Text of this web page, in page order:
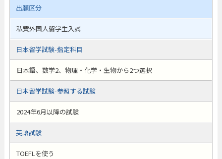
出願区分
私費外国人留学生入試
日本留学試験-指定科目
日本語、数学2、物理・化学・生物から2つ選択
日本留学試験-参照する試験
2024年6月以降の試験
英語試験
TOEFLを使う